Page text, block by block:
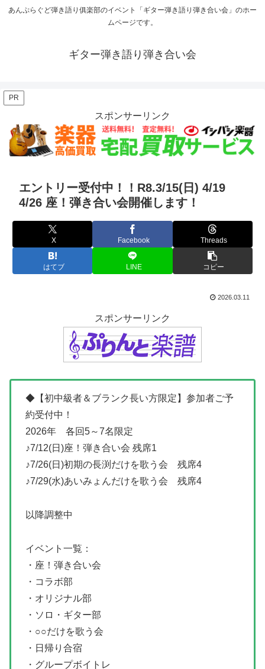
あんぷらぐど弾き語り俱楽部のイベント「ギター弾き語り弾き合い会」のホー
ムページです。
ギター弾き語り弾き合い会
PR
スポンサーリンク
エントリー受付中！！R8.3/15(日) 4/19
4/26 座！弾き合い会開催します！
X Facebook Threads
はてブ LINE コピー
2026.03.11
スポンサーリンク
◆【初中級者＆ブランク長い方限定】参加者ご予
約受付中！
2026年 各回5～7名限定
♪7/12(日)座！弾き合い会 残席1
♪7/26(日)初期の長渕だけを歌う会 残席4
♪7/29(水)あいみょんだけを歌う会 残席4
以降調整中
イベント一覧：
・座！弾き合い会
・コラボ部
・オリジナル部
・ソロ・ギター部
・○○だけを歌う会
・日帰り合宿
・グループボイトレ